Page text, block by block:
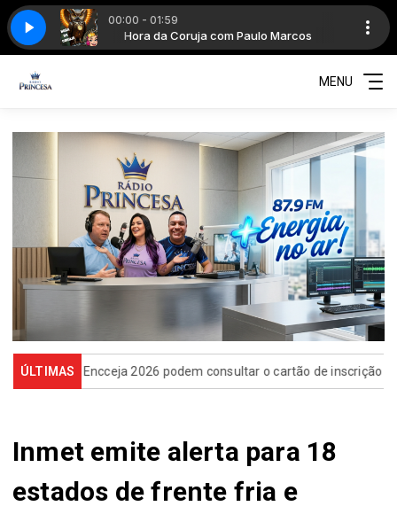
00:00 - 01:59
Marcos Hora da Coruja com Paulo Marcos
MENU
ÚLTIMAS
do Encceja 2026 podem consultar o cartão de inscrição Estado
Inmet emite alerta para 18
estados de frente fria e